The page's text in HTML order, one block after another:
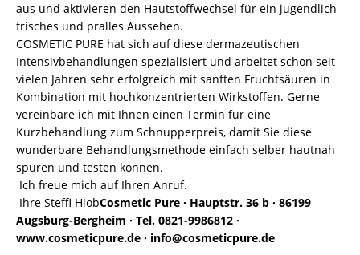
aus und aktivieren den Hautstoffwechsel für ein jugendlich
frisches und pralles Aussehen.
COSMETIC PURE hat sich auf diese dermazeutischen
Intensivbehandlungen spezialisiert und arbeitet schon seit
vielen Jahren sehr erfolgreich mit sanften Fruchtsäuren in
Kombination mit hochkonzentrierten Wirkstoffen. Gerne
vereinbare ich mit Ihnen einen Termin für eine
Kurzbehandlung zum Schnupperpreis, damit Sie diese
wunderbare Behandlungsmethode einfach selber hautnah
spüren und testen können.
Ich freue mich auf Ihren Anruf.
Ihre Steffi HiobCosmetic Pure · Hauptstr. 36 b · 86199
Augsburg-Bergheim · Tel. 0821-9986812 ·
www.cosmeticpure.de · info@cosmeticpure.de